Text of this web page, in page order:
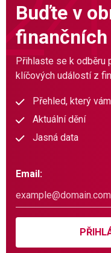
Buďte v
Přihlaste se k odběru
klíčových událostí z
Přehled, který
Aktuální dění
Jasná data
Email: